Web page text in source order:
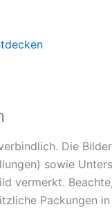
Die
sowie
vermerkt.
Packungen